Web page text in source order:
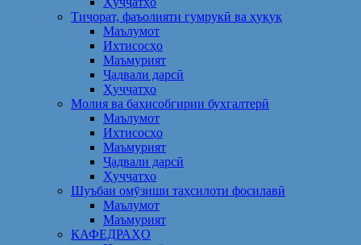
Тиҷорат, фаъолияти гумрукӣ ва ҳуқуқ
Маълумот
Ихтисосҳо
Маъмурият
Ҷадвали дарсӣ
Ҳуҷҷатҳо
Молия ва баҳисобгирии бухгалтерӣ
Маълумот
Ихтисосҳо
Маъмурият
Ҷадвали дарсӣ
Ҳуҷҷатҳо
Шуъбаи омӯзиши таҳсилоти фосилавӣ
Маълумот
Маъмурият
КАФЕДРАҲО